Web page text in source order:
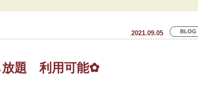
2021.09.05 BLOG
題 利用可能✿